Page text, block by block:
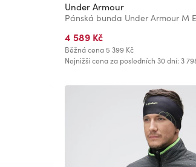
Under Armour
4 589 Kč
Běžná cena 5 399 Kč
Nejnižší cena za posledních 30 dní: 3